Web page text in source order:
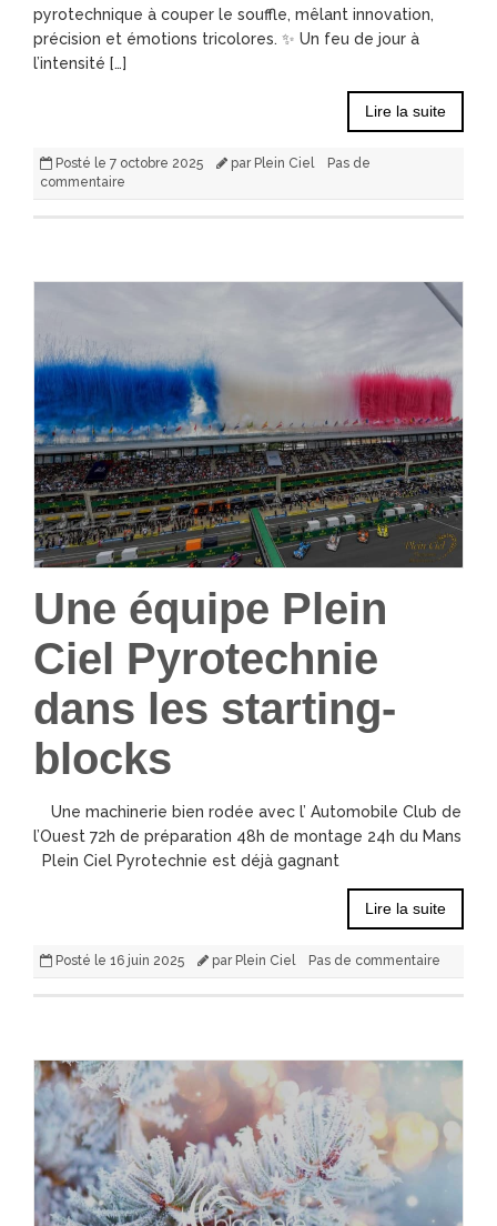
pyrotechnique à couper le souffle, mêlant innovation,
précision et émotions tricolores. ✨ Un feu de jour à
l’intensité […]
Lire la suite
Posté le 7 octobre 2025 par Plein Ciel
Pas de
commentaire
Une équipe Plein
Ciel Pyrotechnie
dans les starting-
blocks
Une machinerie bien rodée avec l’ Automobile Club de
l’Ouest 72h de préparation 48h de montage 24h du Mans
Plein Ciel Pyrotechnie est déjà gagnant
Lire la suite
Posté le 16 juin 2025 par Plein Ciel Pas de commentaire